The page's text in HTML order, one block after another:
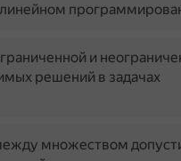
и
решений в задачах
множеством